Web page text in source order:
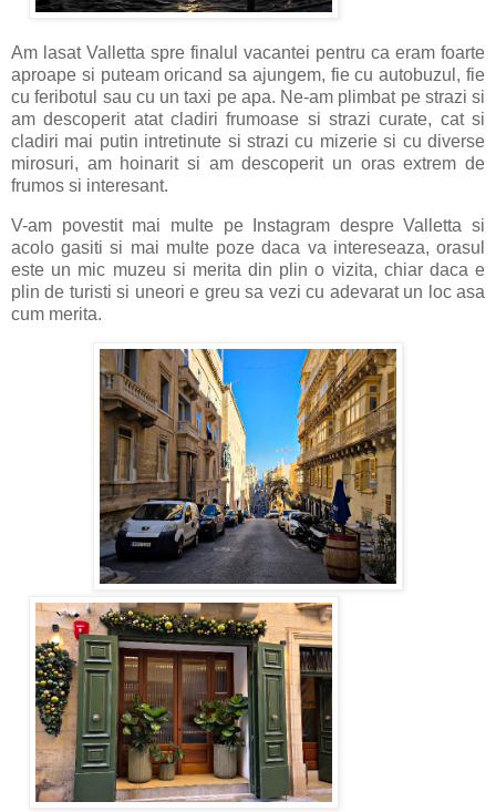
Am lasat Valletta spre finalul vacantei pentru ca eram foarte
aproape si puteam oricand sa ajungem, fie cu autobuzul, fie
cu feribotul sau cu un taxi pe apa. Ne-am plimbat pe strazi si
am descoperit atat cladiri frumoase si strazi curate, cat si
cladiri mai putin intretinute si strazi cu mizerie si cu diverse
mirosuri, am hoinarit si am descoperit un oras extrem de
frumos si interesant.
V-am povestit mai multe pe Instagram despre Valletta si
acolo gasiti si mai multe poze daca va intereseaza, orasul
este un mic muzeu si merita din plin o vizita, chiar daca e
plin de turisti si uneori e greu sa vezi cu adevarat un loc asa
cum merita.